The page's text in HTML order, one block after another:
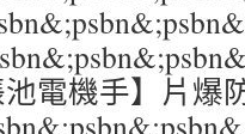
電機手】片爆